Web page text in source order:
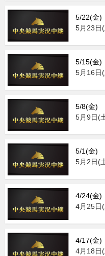
5/22(金)
5月23日
5/15(金)
5月16日
5/8(金)
5月9日(
5/1(金)
5月2日(
4/24(金)
4月25日
4/17(金)
4月18日